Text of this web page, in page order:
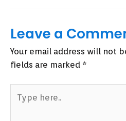
Leave a
Your email address will not
fields are marked *
here..